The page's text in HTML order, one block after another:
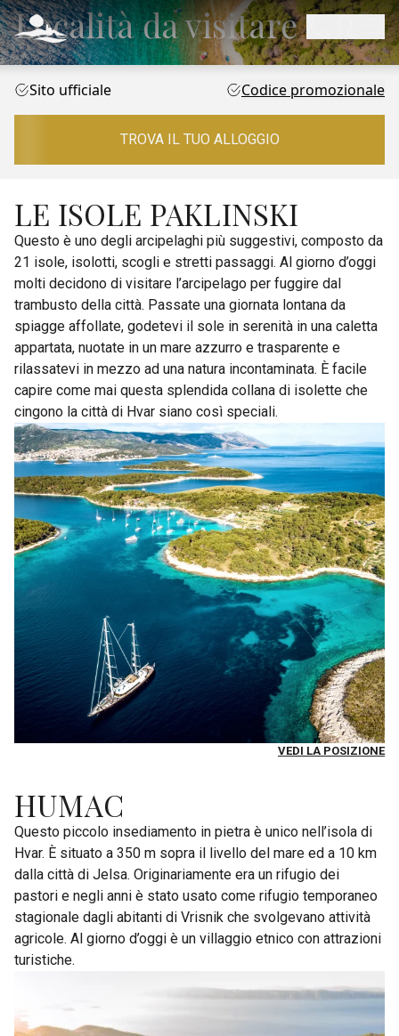
Località da visitare
Sito ufficiale Codice promozionale
TROVA IL TUO ALLOGGIO
LE ISOLE PAKLINSKI
Questo è uno degli arcipelaghi più suggestivi, composto da
21 isole, isolotti, scogli e stretti passaggi. Al giorno d’oggi
molti decidono di visitare l’arcipelago per fuggire dal
trambusto della città. Passate una giornata lontana da
spiagge affollate, godetevi il sole in serenità in una caletta
appartata, nuotate in un mare azzurro e trasparente e
rilassatevi in mezzo ad una natura incontaminata. È facile
capire come mai questa splendida collana di isolette che
cingono la città di Hvar siano così speciali.
VEDI LA POSIZIONE
HUMAC
Questo piccolo insediamento in pietra è unico nell’isola di
Hvar. È situato a 350 m sopra il livello del mare ed a 10 km
dalla città di Jelsa. Originariamente era un rifugio dei
pastori e negli anni è stato usato come rifugio temporaneo
stagionale dagli abitanti di Vrisnik che svolgevano attività
agricole. Al giorno d’oggi è un villaggio etnico con attrazioni
turistiche.